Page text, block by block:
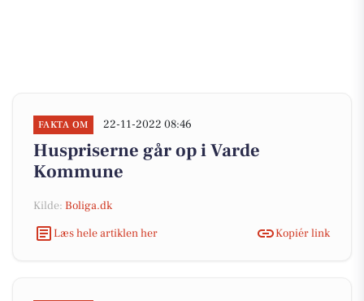
FAKTA OM 22-11-2022 08:46
Huspriserne går op i Varde
Kommune
Kilde: Boliga.dk
Læs hele artiklen her
Kopiér link